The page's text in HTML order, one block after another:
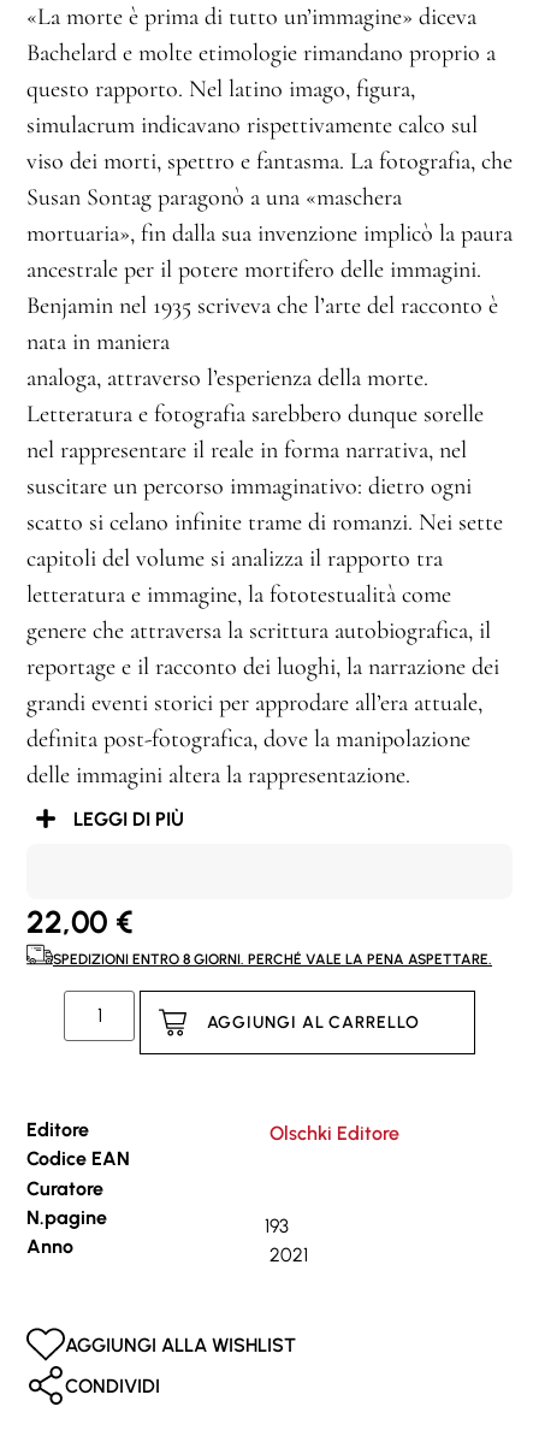
«La morte è prima di tutto un’immagine» diceva
Bachelard e molte etimologie rimandano proprio a
questo rapporto. Nel latino imago, figura,
simulacrum indicavano rispettivamente calco sul
viso dei morti, spettro e fantasma. La fotografia, che
Susan Sontag paragonò a una «maschera
mortuaria», fin dalla sua invenzione implicò la paura
ancestrale per il potere mortifero delle immagini.
Benjamin nel 1935 scriveva che l’arte del racconto è
nata in maniera
analoga, attraverso l’esperienza della morte.
Letteratura e fotografia sarebbero dunque sorelle
nel rappresentare il reale in forma narrativa, nel
suscitare un percorso immaginativo: dietro ogni
scatto si celano infinite trame di romanzi. Nei sette
capitoli del volume si analizza il rapporto tra
letteratura e immagine, la fototestualità come
genere che attraversa la scrittura autobiografica, il
reportage e il racconto dei luoghi, la narrazione dei
grandi eventi storici per approdare all’era attuale,
definita post-fotografica, dove la manipolazione
delle immagini altera la rappresentazione.
LEGGI DI PIÙ
22,00 €
SPEDIZIONI ENTRO 8 GIORNI. PERCHÉ VALE LA PENA ASPETTARE.
AGGIUNGI AL CARRELLO
Editore
Olschki Editore
Codice EAN
Curatore
N.pagine
193
Anno
2021
AGGIUNGI ALLA WISHLIST
CONDIVIDI